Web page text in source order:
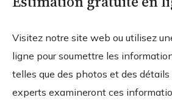
Visitez notre site web ou utilisez
ligne pour soumettre les
telles que des photos et des
experts examineront ces